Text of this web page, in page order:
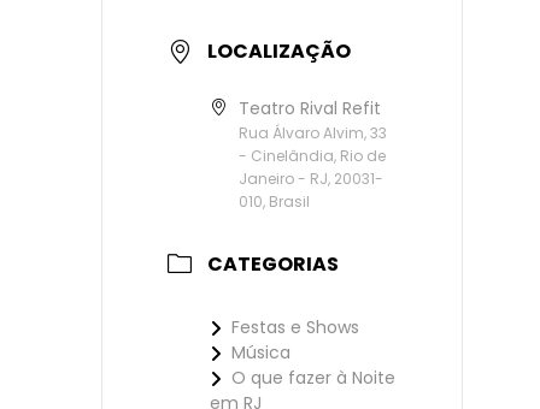
LOCALIZAÇÃO
Teatro Rival Refit
Rua Álvaro Alvim, 33
- Cinelândia, Rio de
Janeiro - RJ, 20031-
010, Brasil
CATEGORIAS
Festas e Shows
Música
O que fazer à Noite
em RJ